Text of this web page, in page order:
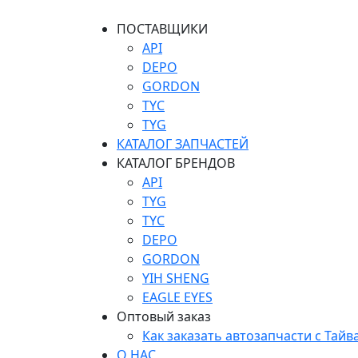
ПОСТАВЩИКИ
API
DEPO
GORDON
TYC
TYG
КАТАЛОГ ЗАПЧАСТЕЙ
КАТАЛОГ БРЕНДОВ
API
TYG
TYC
DEPO
GORDON
YIH SHENG
EAGLE EYES
Оптовый заказ
Как заказать автозапчасти с